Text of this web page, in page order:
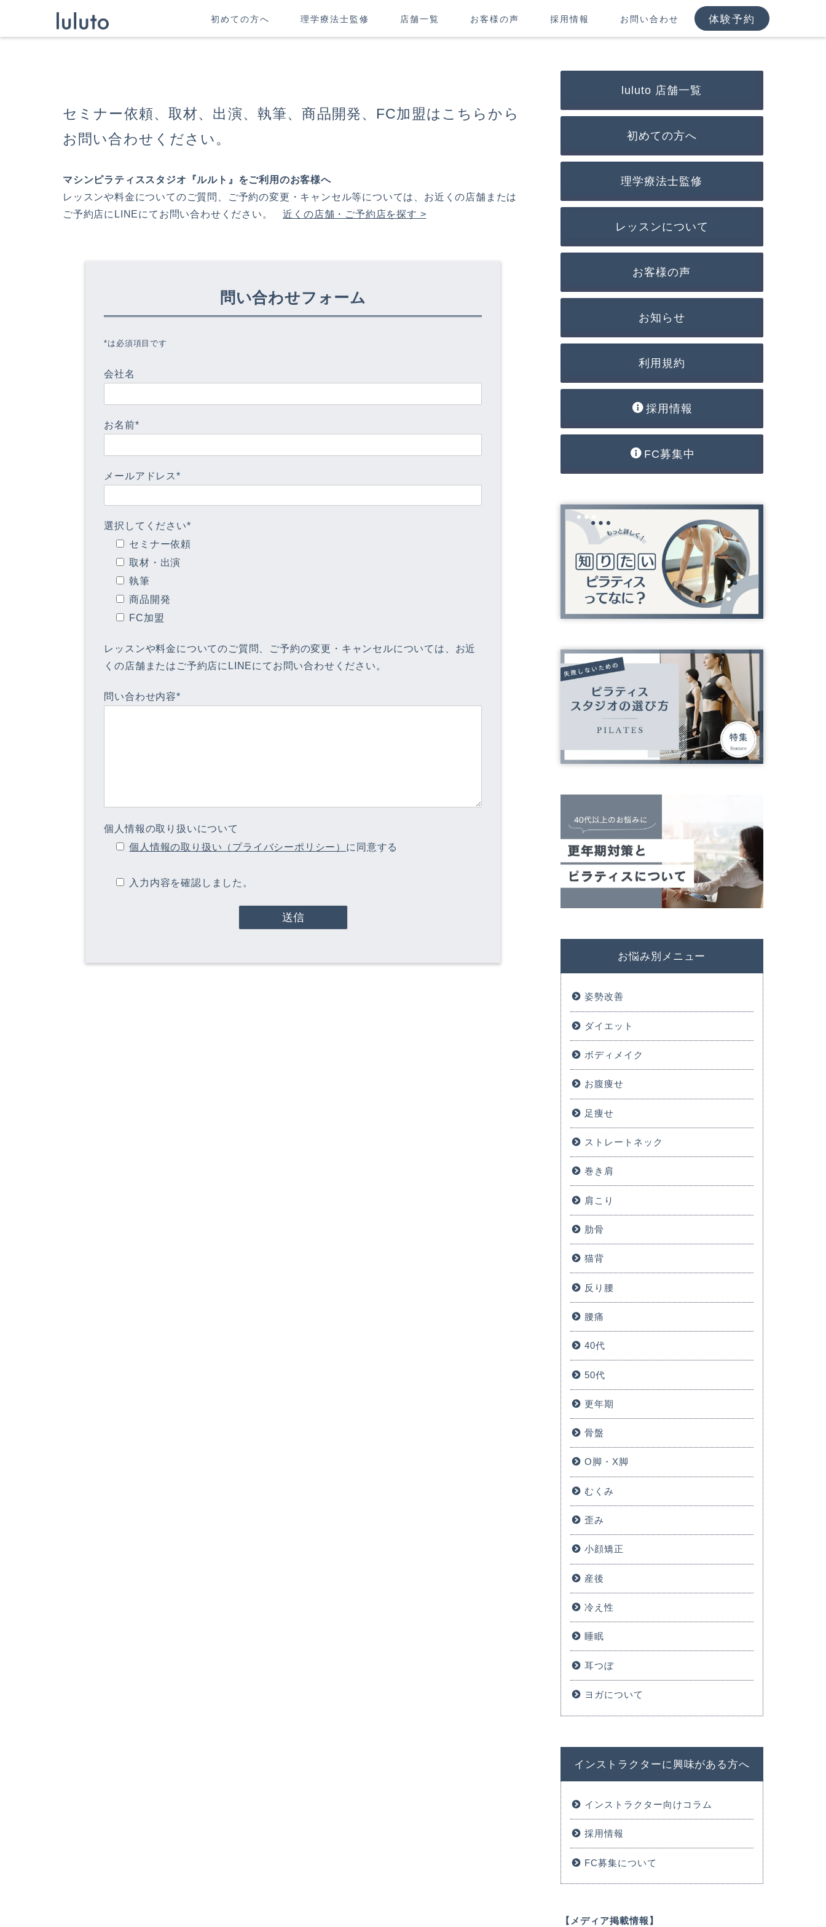
初めての方へ 理学療法士監修 店舗一覧 お客様の声 採用情報 お問い合わせ 体験予約
セミナー依頼、取材、出演、執筆、商品開発、FC加盟はこちらから
お問い合わせください。
マシンピラティススタジオ『ルルト』をご利用のお客様へ
レッスンや料金についてのご質問、ご予約の変更・キャンセル等については、お近くの店舗または
ご予約店にLINEにてお問い合わせください。近くの店舗・ご予約店を探す >
問い合わせフォーム
*は必須項目です
会社名
お名前*
メールアドレス*
選択してください*
セミナー依頼
取材・出演
執筆
商品開発
FC加盟
レッスンや料金についてのご質問、ご予約の変更・キャンセルについては、お近
くの店舗またはご予約店にLINEにてお問い合わせください。
問い合わせ内容*
個人情報の取り扱いについて
個人情報の取り扱い（プライバシーポリシー） に同意する
入力内容を確認しました。
luluto 店舗一覧
初めての方へ
理学療法士監修
レッスンについて
お客様の声
お知らせ
利用規約
採用情報
FC募集中
お悩み別メニュー
姿勢改善
ダイエット
ボディメイク
お腹痩せ
足痩せ
ストレートネック
巻き肩
肩こり
肋骨
猫背
反り腰
腰痛
40代
50代
更年期
骨盤
O脚・X脚
むくみ
歪み
小顔矯正
産後
冷え性
睡眠
耳つぼ
ヨガについて
インストラクターに興味がある方へ
インストラクター向けコラム
採用情報
FC募集について
【メディア掲載情報】